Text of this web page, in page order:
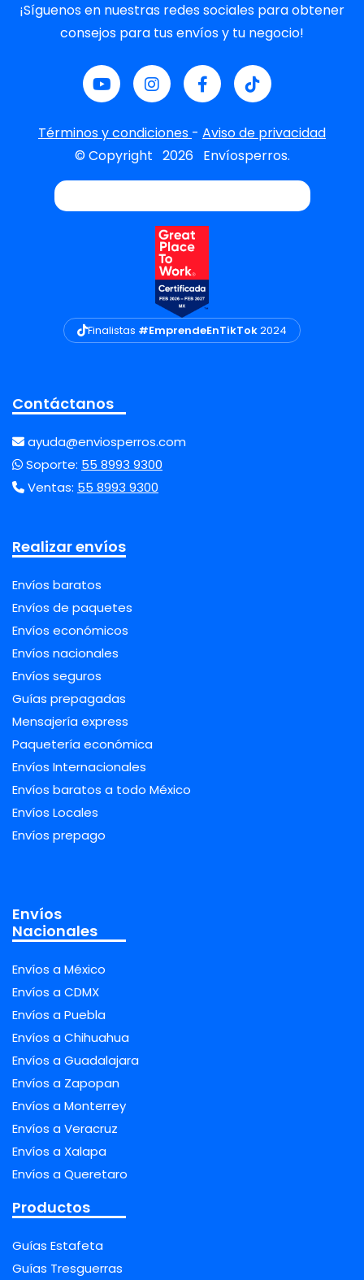
¡Síguenos en nuestras redes sociales para obtener
consejos para tus envíos y tu negocio!
Términos y condiciones - Aviso de privacidad
© Copyright 2026 Envíosperros.
Finalistas #EmprendeEnTikTok2024
Contáctanos
ayuda@enviosperros.com
Soporte: 55 8993 9300
Ventas: 55 8993 9300
Realizar envíos
Envíos baratos
Envíos de paquetes
Envíos económicos
Envíos nacionales
Envíos seguros
Guías prepagadas
Mensajería express
Paquetería económica
Envíos Internacionales
Envíos baratos a todo México
Envíos Locales
Envíos prepago
Envíos
Nacionales
Envíos a México
Envíos a CDMX
Envíos a Puebla
Envíos a Chihuahua
Envíos a Guadalajara
Envíos a Zapopan
Envíos a Monterrey
Envíos a Veracruz
Envíos a Xalapa
Envíos a Queretaro
Productos
Guías Estafeta
Guías Tresguerras